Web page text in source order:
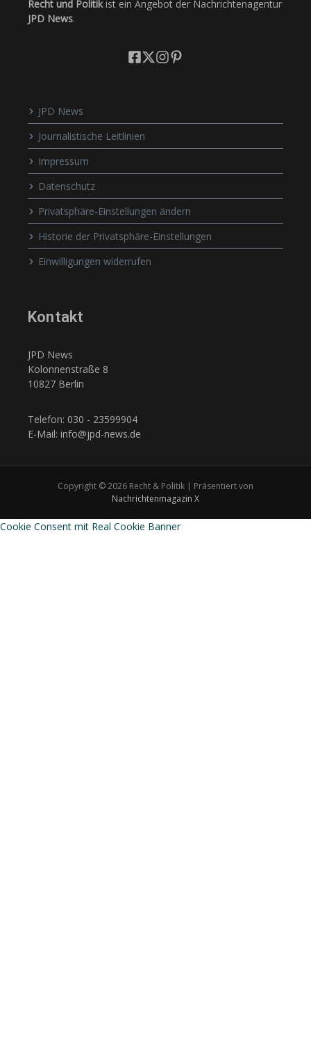
Recht und Politikist ein Angebot der Nachrichtenagentur
JPD News.
JPD News
Journalistische Leitlinien
Impressum
Datenschutz
Privatsphäre-Einstellungen ändern
Historie der Privatsphäre-Einstellungen
Einwilligungen widerrufen
Kontakt
JPD News
Kolonnenstraße 8
10827 Berlin
Telefon: 030 - 23599904
E-Mail: info@jpd-news.de
Copyright © 2026 Recht & Politik | Präsentiert von
Nachrichtenmagazin X
Cookie Consent mit Real Cookie Banner